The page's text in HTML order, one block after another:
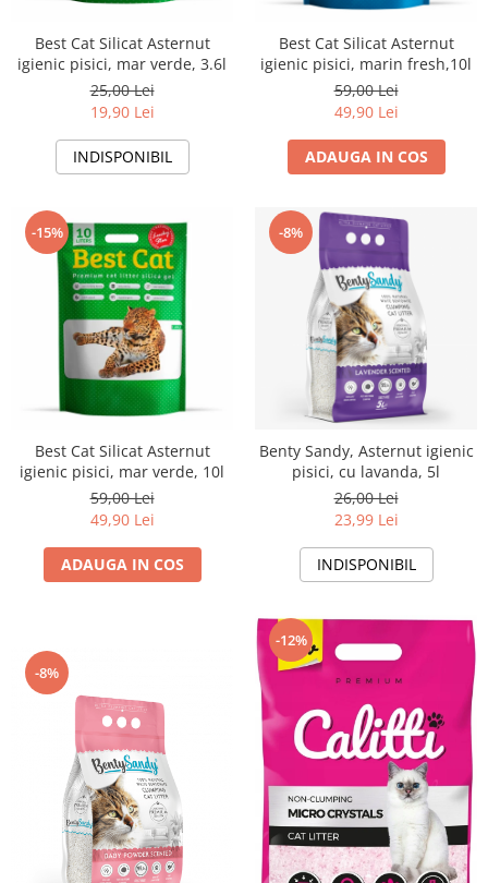
Best Cat Silicat Asternut
igienic pisici, mar verde, 3.6l
25,00 Lei
19,90 Lei
INDISPONIBIL
Best Cat Silicat Asternut
igienic pisici, marin fresh,10l
59,00 Lei
49,90 Lei
ADAUGA IN COS
-15%
Best Cat Silicat Asternut
igienic pisici, mar verde, 10l
59,00 Lei
49,90 Lei
ADAUGA IN COS
-8%
Benty Sandy, Asternut igienic
pisici, cu lavanda, 5l
26,00 Lei
23,99 Lei
INDISPONIBIL
-8%
-12%